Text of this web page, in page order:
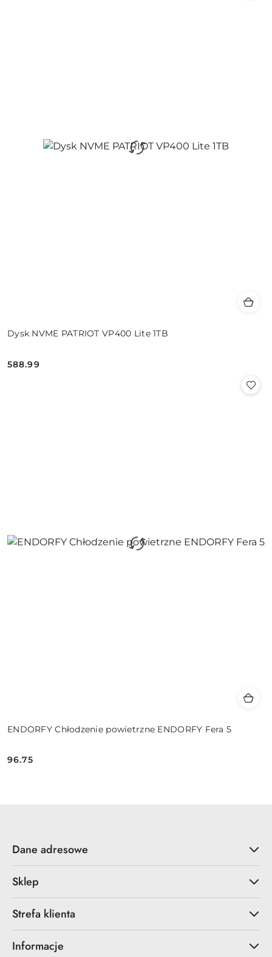
Dysk NVME PATRIOT VP400 Lite 1TB
Cena:
588.99
ENDORFY Chłodzenie powietrzne ENDORFY Fera 5
Cena:
96.75
Dane adresowe
Sklep
Strefa klienta
Informacje